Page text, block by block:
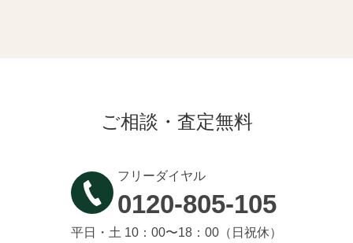
ご相談・査定無料
フリーダイヤル
0120-805-105
平日・土 10：00〜18：00（日祝休）